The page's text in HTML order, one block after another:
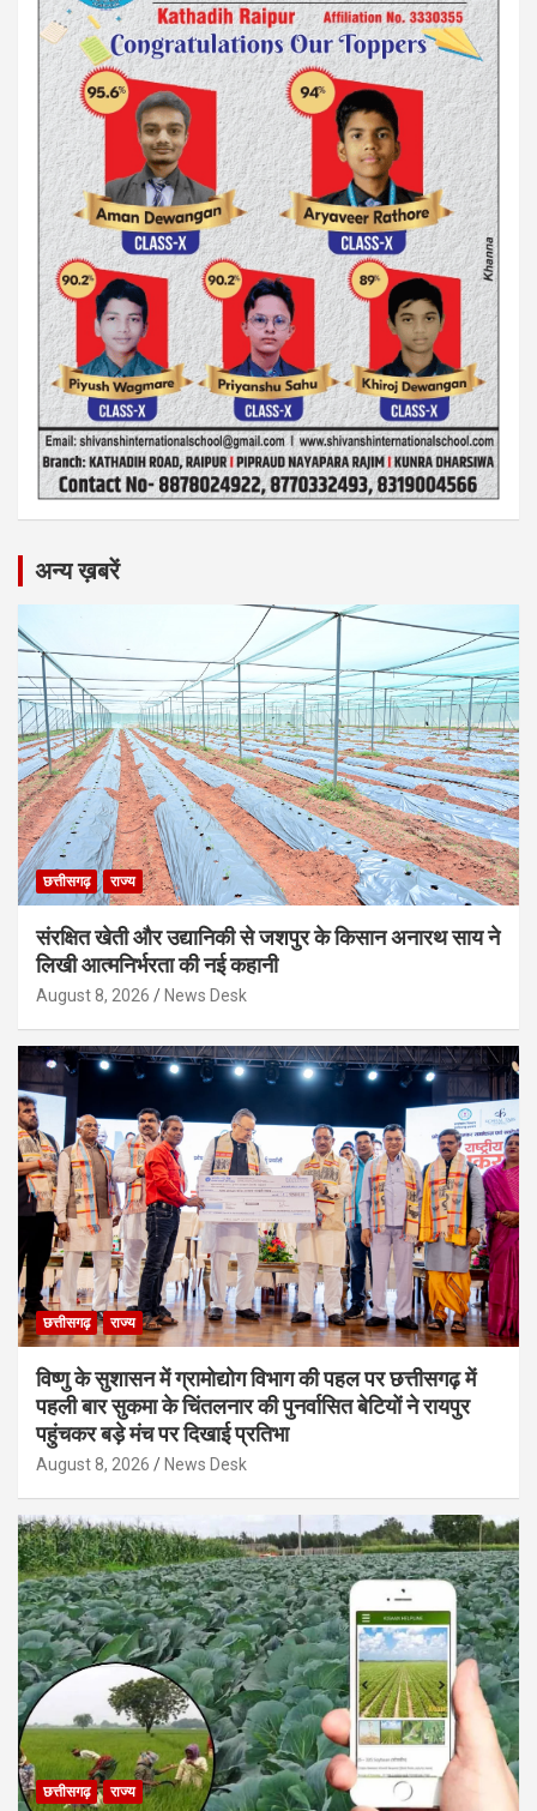
अन्य ख़बरें
छत्तीसगढ़ राज्य
संरक्षित खेती और उद्यानिकी से जशपुर के किसान अनारथ साय ने
लिखी आत्मनिर्भरता की नई कहानी
August 8, 2026 News Desk
छत्तीसगढ़ राज्य
विष्णु के सुशासन में ग्रामोद्योग विभाग की पहल पर छत्तीसगढ़ में
पहली बार सुकमा के चिंतलनार की पुनर्वासित बेटियों ने रायपुर
पहुंचकर बड़े मंच पर दिखाई प्रतिभा
August 8, 2026 News Desk
छत्तीसगढ़ राज्य